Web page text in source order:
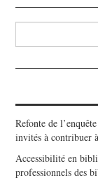
Refonte de
invités à contribuer
Accessibilité en
professionnels des